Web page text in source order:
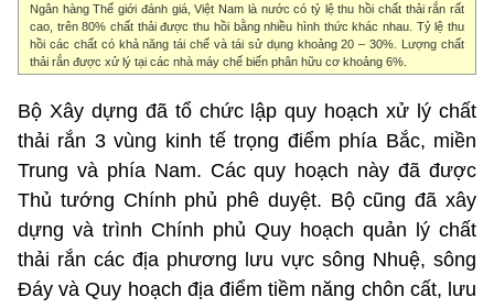
Ngân hàng Thế giới đánh giá, Việt Nam là nước có tỷ lệ thu hồi chất thải rắn rất
cao, trên 80% chất thải được thu hồi bằng nhiều hình thức khác nhau. Tỷ lệ thu
hồi các chất có khả năng tái chế và tái sử dụng khoảng 20 – 30%. Lượng chất
thải rắn được xử lý tại các nhà máy chế biến phân hữu cơ khoảng 6%.
Bộ Xây dựng đã tổ chức lập quy hoạch xử lý chất
thải rắn 3 vùng kinh tế trọng điểm phía Bắc, miền
Trung và phía Nam. Các quy hoạch này đã được
Thủ tướng Chính phủ phê duyệt. Bộ cũng đã xây
dựng và trình Chính phủ Quy hoạch quản lý chất
thải rắn các địa phương lưu vực sông Nhuệ, sông
Đáy và Quy hoạch địa điểm tiềm năng chôn cất, lưu